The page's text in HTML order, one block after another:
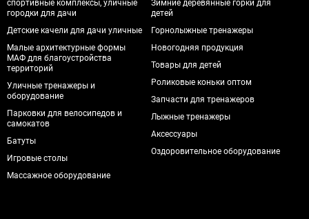
спортивные комплексы, уличные
городки для дачи
Детские качели для дачи уличные
Малые архитектурные формы
МАФ для благоустройства
территорий
Уличные тренажеры и
оборудование
Парковки для велосипедов и
самокатов
Батуты
Игровые столы
Массажное оборудование
Зимние деревянные горки для
детей
Горнолыжные тренажеры
Новогодняя продукция
Товары для детей
Роликовые коньки оптом
Запчасти для тренажеров
Лыжные тренажеры
Аксессуары
Оздоровительное оборудование